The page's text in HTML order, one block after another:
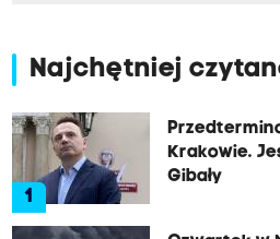
Najchętniej
1
Krakowie.
Gibały